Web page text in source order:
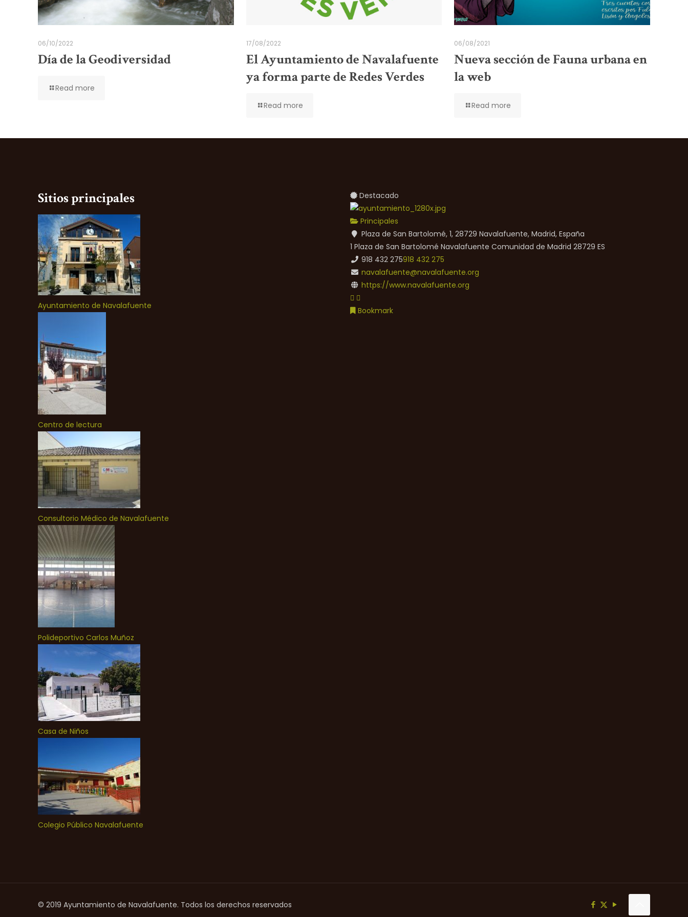
06/10/2022
Día de la Geodiversidad
Read more
17/08/2022
El Ayuntamiento de Navalafuente
ya forma parte de Redes Verdes
Read more
06/08/2021
Nueva sección de Fauna urbana en
la web
Read more
Sitios principales
Ayuntamiento de Navalafuente
Centro de lectura
Consultorio Médico de Navalafuente
Polideportivo Carlos Muñoz
Casa de Niños
Colegio Público Navalafuente
Destacado
Principales
Plaza de San Bartolomé, 1, 28729 Navalafuente, Madrid, España
1 Plaza de San Bartolomé Navalafuente Comunidad de Madrid 28729 ES
918 432 275918 432 275
navalafuente@navalafuente.org
https://www.navalafuente.org
Bookmark
© 2019 Ayuntamiento de Navalafuente. Todos los derechos reservados